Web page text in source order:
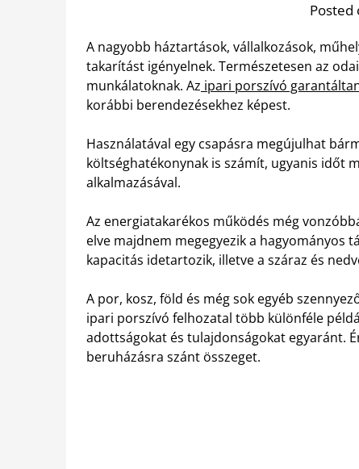
Posted
A nagyobb háztartások, vállalkozások,
takarítást igényelnek. Természetesen az
munkálatoknak. Az ipari porszívó
korábbi berendezésekhez képest.
Használatával egy csapásra megújulhat
költséghatékonynak is számít, ugyanis időt
alkalmazásával.
Az energiatakarékos működés még
elve majdnem megegyezik a hagyományos
kapacitás idetartozik, illetve a száraz és
A por, kosz, föld és még sok egyéb
ipari porszívó felhozatal több különféle
adottságokat és tulajdonságokat egyaránt.
beruházásra szánt összeget.